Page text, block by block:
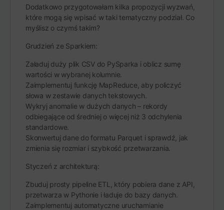
Dodatkowo przygotowałam kilka propozycji wyzwań,
które mogą się wpisać w taki tematyczny podział. Co
myślisz o czymś takim?
Grudzień ze Sparkiem:
Załaduj duży plik CSV do PySparka i oblicz sumę
wartości w wybranej kolumnie.
Zaimplementuj funkcję MapReduce, aby policzyć
słowa w zestawie danych tekstowych.
Wykryj anomalie w dużych danych – rekordy
odbiegające od średniej o więcej niż 3 odchylenia
standardowe.
Skonwertuj dane do formatu Parquet i sprawdź, jak
zmienia się rozmiar i szybkość przetwarzania.
Styczeń z architekturą:
Zbuduj prosty pipeline ETL, który pobiera dane z API,
przetwarza w Pythonie i ładuje do bazy danych.
Zaimplementuj automatyczne uruchamianie